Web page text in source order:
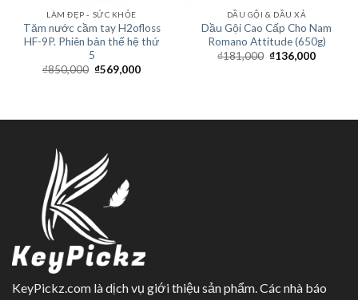
LÀM ĐẸP - SỨC KHỎE
Tăm nước cầm tay H2ofloss
HF-9P. Phiên bản thế hệ thứ
5
₫850,000 ₫569,000
DẦU GỘI & DẦU XẢ
Dầu Gội Cao Cấp Cho Nam
Romano Attitude (650g)
₫181,000 ₫136,000
KeyPickz.com là dịch vụ giới thiệu sản phẩm. Các nhà báo